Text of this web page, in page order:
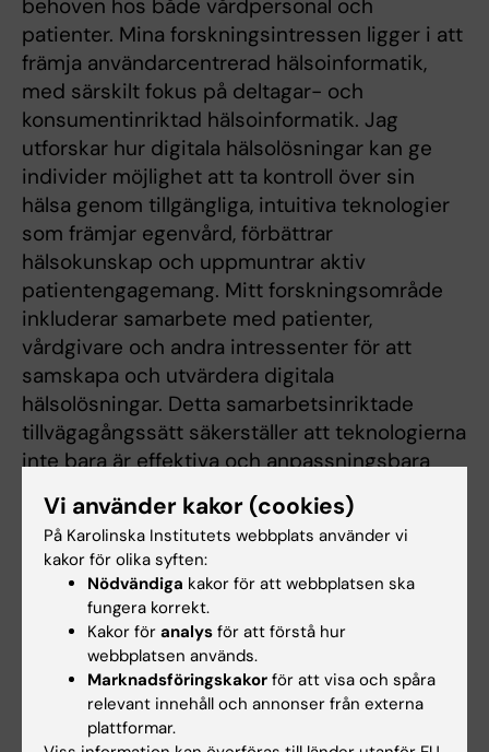
behoven hos både vårdpersonal och
patienter. Mina forskningsintressen ligger i att
främja användarcentrerad hälsoinformatik,
med särskilt fokus på deltagar- och
konsumentinriktad hälsoinformatik. Jag
utforskar hur digitala hälsolösningar kan ge
individer möjlighet att ta kontroll över sin
hälsa genom tillgängliga, intuitiva teknologier
som främjar egenvård, förbättrar
hälsokunskap och uppmuntrar aktiv
patientengagemang. Mitt forskningsområde
inkluderar samarbete med patienter,
vårdgivare och andra intressenter för att
samskapa och utvärdera digitala
hälsolösningar. Detta samarbetsinriktade
tillvägagångssätt säkerställer att teknologierna
inte bara är effektiva och anpassningsbara
utan också skräddarsydda för de unika
behoven hos både patienter och kliniker.
Genom mitt arbete strävar jag efter att
förbättra vårdleveransen, förbättra hälsoutfall,
öka användarnöjdheten och bidra till att skapa
ett mer effektivt, inkluderande och tillgängligt
hälso- och sjukvårdssystem.
Vi använder kakor (cookies)
På Karolinska Institutets webbplats använder vi
kakor för olika syften:
Nödvändiga kakor för att webbplatsen ska
fungera korrekt.
Kakor för analys för att förstå hur
webbplatsen används.
Marknadsföringskakor för att visa och spåra
relevant innehåll och annonser från externa
plattformar.